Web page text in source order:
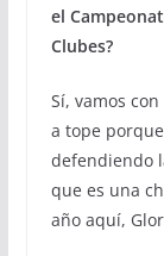
el
Clubes?
Sí, vamos
a tope
defendiendo
que es una
año aquí,